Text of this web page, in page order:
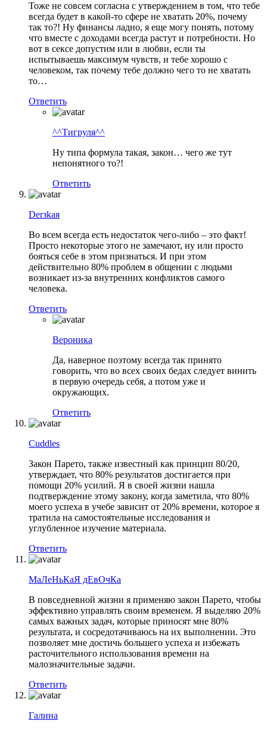
Тоже не совсем согласна с утверждением в том, что тебе
всегда будет в какой-то сфере не хватать 20%, почему
так то?! Ну финансы ладно, я еще могу понять, потому
что вместе с доходами всегда растут и потребности. Но
вот в сексе допустим или в любви, если ты
испытываешь максимум чувств, и тебе хорошо с
человеком, так почему тебе должно чего то не хватать
то…
Ответить
^^Тигруля^^
Ну типа формула такая, закон… чего же тут
непонятного то?!
Ответить
Derзkaя
Во всем всегда есть недостаток чего-либо – это факт!
Просто некоторые этого не замечают, ну или просто
бояться себе в этом признаться. И при этом
действительно 80% проблем в общении с людьми
возникает из-за внутренних конфликтов самого
человека.
Ответить
Вероника
Да, наверное поэтому всегда так принято
говорить, что во всех своих бедах следует винить
в первую очередь себя, а потом уже и
окружающих.
Ответить
Cuddles
Закон Парето, также известный как принцип 80/20,
утверждает, что 80% результатов достигается при
помощи 20% усилий. Я в своей жизни нашла
подтверждение этому закону, когда заметила, что 80%
моего успеха в учебе зависит от 20% времени, которое я
тратила на самостоятельные исследования и
углубленное изучение материала.
Ответить
МаЛеНьКаЯ дЕвОчКа
В повседневной жизни я применяю закон Парето, чтобы
эффективно управлять своим временем. Я выделяю 20%
самых важных задач, которые приносят мне 80%
результата, и сосредотачиваюсь на их выполнении. Это
позволяет мне достичь большего успеха и избежать
расточительного использования времени на
малозначительные задачи.
Ответить
Галина